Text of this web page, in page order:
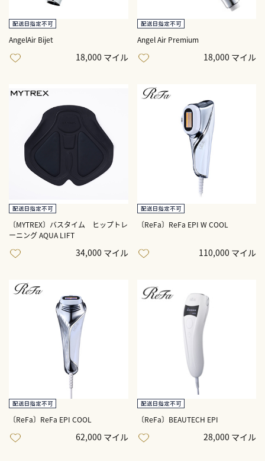
AngelAir Bijet
18,000 マイル
Angel Air Premium
18,000 マイル
〔MYTREX〕バスタイム ヒップトレ
ーニング AQUA LIFT
34,000 マイル
〔ReFa〕ReFa EPI W COOL
110,000 マイル
〔ReFa〕ReFa EPI COOL
62,000 マイル
〔ReFa〕BEAUTECH EPI
28,000 マイル